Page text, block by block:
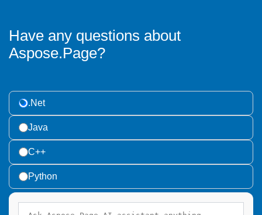
Have any questions about
Aspose.Page?
.Net
Java
C++
Python